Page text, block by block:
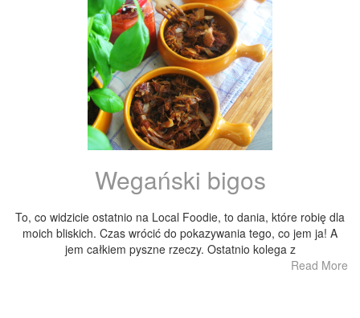
Wegański bigos
To, co widzicie ostatnio na Local Foodie, to dania, które robię dla
moich bliskich. Czas wrócić do pokazywania tego, co jem ja! A
jem całkiem pyszne rzeczy. Ostatnio kolega z
Read More